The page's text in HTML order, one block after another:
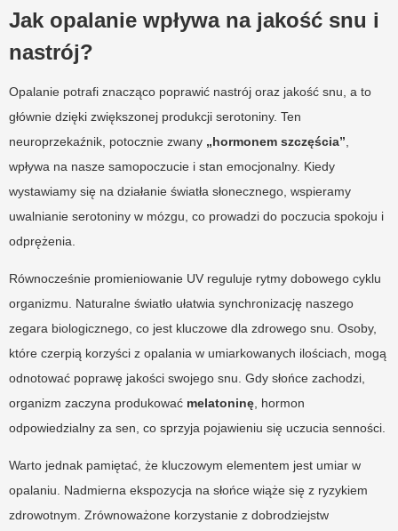
Jak opalanie wpływa na jakość snu i
nastrój?
Opalanie potrafi znacząco poprawić nastrój oraz jakość snu, a to
głównie dzięki zwiększonej produkcji serotoniny. Ten
neuroprzekaźnik, potocznie zwany „hormonem szczęścia”
wpływa na nasze samopoczucie i stan emocjonalny. Kiedy
wystawiamy się na działanie światła słonecznego, wspieramy
uwalnianie serotoniny w mózgu, co prowadzi do poczucia spokoju i
odprężenia.
Równocześnie promieniowanie UV reguluje rytmy dobowego cyklu
organizmu. Naturalne światło ułatwia synchronizację naszego
zegara biologicznego, co jest kluczowe dla zdrowego snu. Osoby,
które czerpią korzyści z opalania w umiarkowanych ilościach, mogą
odnotować poprawę jakości swojego snu. Gdy słońce zachodzi,
organizm zaczyna produkować melatoninę , hormon
odpowiedzialny za sen, co sprzyja pojawieniu się uczucia senności.
Warto jednak pamiętać, że kluczowym elementem jest umiar w
opalaniu. Nadmierna ekspozycja na słońce wiąże się z ryzykiem
zdrowotnym. Zrównoważone korzystanie z dobrodziejstw